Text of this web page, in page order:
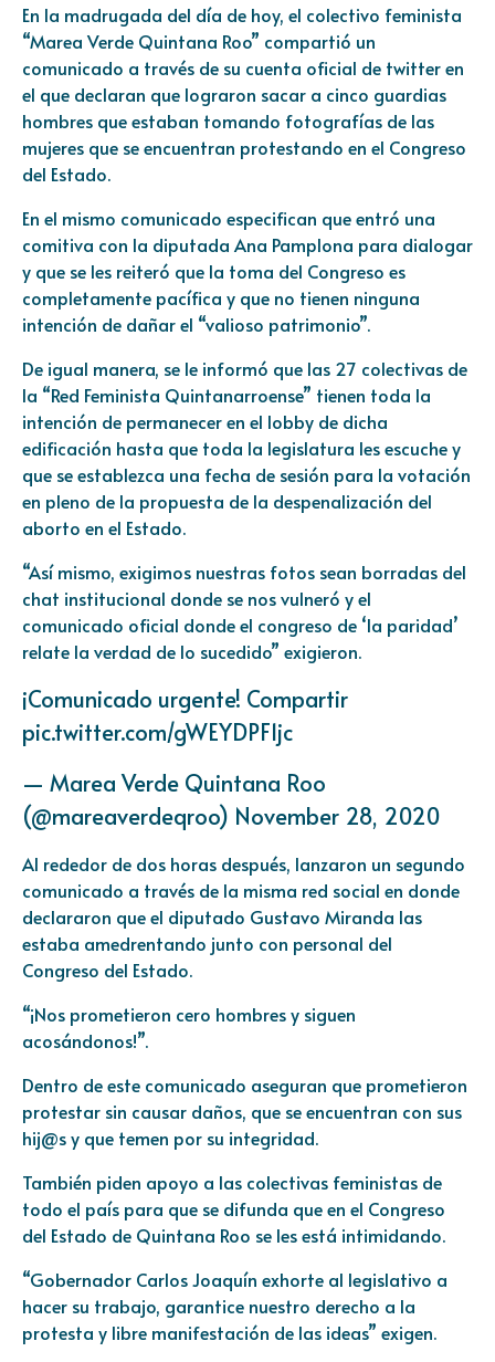
En la madrugada del día de hoy, el colectivo feminista
“Marea Verde Quintana Roo” compartió un
comunicado a través de su cuenta oficial de twitter en
el que declaran que lograron sacar a cinco guardias
hombres que estaban tomando fotografías de las
mujeres que se encuentran protestando en el Congreso
del Estado.
En el mismo comunicado especifican que entró una
comitiva con la diputada Ana Pamplona para dialogar
y que se les reiteró que la toma del Congreso es
completamente pacífica y que no tienen ninguna
intención de dañar el “valioso patrimonio”.
De igual manera, se le informó que las 27 colectivas de
la “Red Feminista Quintanarroense” tienen toda la
intención de permanecer en el lobby de dicha
edificación hasta que toda la legislatura les escuche y
que se establezca una fecha de sesión para la votación
en pleno de la propuesta de la despenalización del
aborto en el Estado.
“Así mismo, exigimos nuestras fotos sean borradas del
chat institucional donde se nos vulneró y el
comunicado oficial donde el congreso de ‘la paridad’
relate la verdad de lo sucedido” exigieron.
¡Comunicado urgente! Compartir
pic.twitter.com/gWEYDPF1jc
— Marea Verde Quintana Roo
(@mareaverdeqroo) November 28, 2020
Al rededor de dos horas después, lanzaron un segundo
comunicado a través de la misma red social en donde
declararon que el diputado Gustavo Miranda las
estaba amedrentando junto con personal del
Congreso del Estado.
“¡Nos prometieron cero hombres y siguen
acosándonos!”.
Dentro de este comunicado aseguran que prometieron
protestar sin causar daños, que se encuentran con sus
hij@s y que temen por su integridad.
También piden apoyo a las colectivas feministas de
todo el país para que se difunda que en el Congreso
del Estado de Quintana Roo se les está intimidando.
“Gobernador Carlos Joaquín exhorte al legislativo a
hacer su trabajo, garantice nuestro derecho a la
protesta y libre manifestación de las ideas” exigen.